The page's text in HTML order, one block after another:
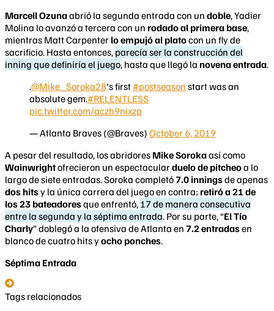
Marcell Ozunaabrió la segunda entrada con un doble, Yadier
Molina lo avanzó a tercera con un rodado al primera base,
mientras Matt Carpenter lo empujó al platocon un fly de
sacrificio. Hasta entonces, parecía ser la construcción del
inning que definiría el juego, hasta que llegó la novena entrada.
.@Mike_Soroka28's first #postseason start was an
absolute gem.#RELENTLESS
pic.twitter.com/aczh9nixzp
— Atlanta Braves (@Braves) October 6, 2019
A pesar del resultado, los abridores Mike Sorokaasí como
Wainwrightofrecieron un espectacularduelo de pitcheoa lo
largo de siete entradas. Soroka completó7.0 inningsde apenas
dos hitsy la única carrera del juego en contra; retiró a 21 de
los 23 bateadoresque enfrentó, 17 de manera consecutiva
entre la segunda y la séptima entrada. Por su parte, “El Tío
Charly” doblegó a la ofensiva de Atlanta en 7.2 entradasen
blanco de cuatro hits yocho ponches.
Séptima Entrada
Tags relacionados